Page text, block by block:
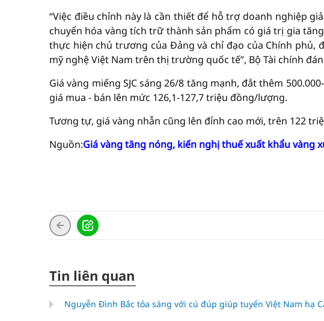
“Việc điều chỉnh này là cần thiết để hỗ trợ doanh nghiệp
chuyển hóa vàng tích trữ thành sản phẩm có giá trị gia
thực hiện chủ trương của Đảng và chỉ đạo của Chính
mỹ nghệ Việt Nam trên thị trường quốc tế”, Bộ Tài chính
Giá vàng miếng SJC sáng 26/8 tăng mạnh, đắt thêm
giá mua - bán lên mức 126,1-127,7 triệu đồng/lượng.
Tương tự, giá vàng nhẫn cũng lên đỉnh cao mới, trên 122
Nguồn:Giá vàng tăng nóng, kiến nghị thuế xuất khẩu vàng
Tin liên quan
Nguyễn Đình Bắc tỏa sáng với cú đúp giúp tuyển Việt Nam hạ